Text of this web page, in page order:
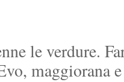
le verdure.
maggiorana